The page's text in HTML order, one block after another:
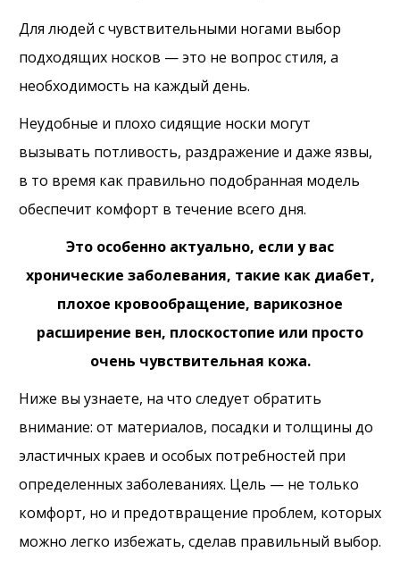
Для людей с чувствительными ногами выбор
подходящих носков — это не вопрос стиля, а
необходимость на каждый день.
Неудобные и плохо сидящие носки могут
вызывать потливость, раздражение и даже язвы,
в то время как правильно подобранная модель
обеспечит комфорт в течение всего дня.
Это особенно актуально, если у вас
хронические заболевания, такие как диабет,
плохое кровообращение, варикозное
расширение вен, плоскостопие или просто
очень чувствительная кожа.
Ниже вы узнаете, на что следует обратить
внимание: от материалов, посадки и толщины до
эластичных краев и особых потребностей при
определенных заболеваниях. Цель — не только
комфорт, но и предотвращение проблем, которых
можно легко избежать, сделав правильный выбор.